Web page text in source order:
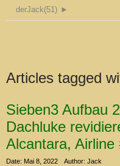
derJack(51) ►
Articles tagged
Sieben3 Aufbau
Dachluke
Alcantara,
Date: Mai 8, 2022 Author: Jack